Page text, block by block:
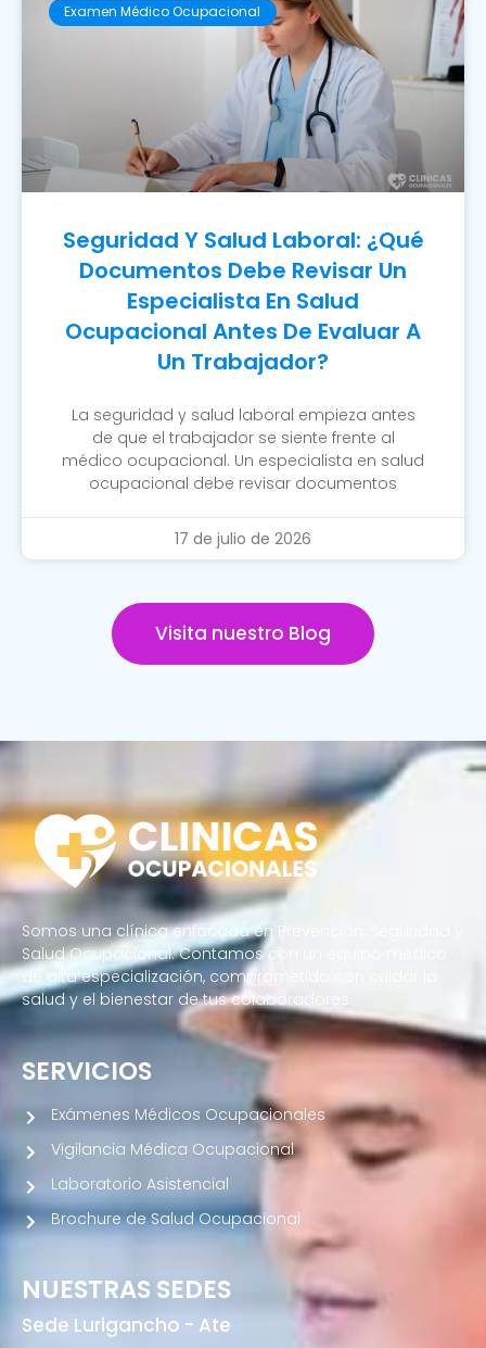
Examen Médico Ocupacional
Seguridad Y Salud Laboral: ¿Qué
Documentos Debe Revisar Un
Especialista En Salud
Ocupacional Antes De Evaluar A
Un Trabajador?
La seguridad y salud laboral empieza antes
de que el trabajador se siente frente al
médico ocupacional. Un especialista en salud
ocupacional debe revisar documentos
17 de julio de 2026
Visita nuestro Blog
Somos una clínica enfocada en Prevención, Seguridad y
Salud Ocupacional. Contamos con un equipo médico
de alta especialización, comprometido con cuidar la
salud y el bienestar de tus colaboradores.
NUESTRAS SEDES
Sede Lurigancho - Ate
SERVICIOS
Exámenes Médicos Ocupacionales
Vigilancia Médica Ocupacional
Laboratorio Asistencial
Brochure de Salud Ocupacional